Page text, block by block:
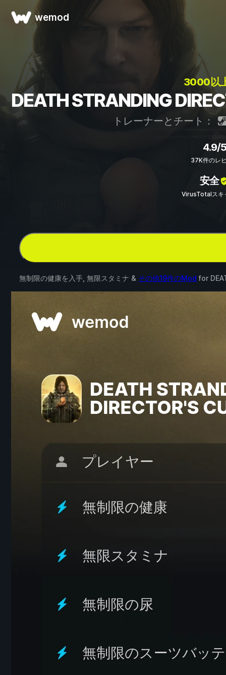
wemod
3000以
DEATH STRANDING
トレーナーとチート：
4.9/5
37K件のレ
安全
VirusTotalスキ
無制限の健康を入手, 無限スタミナ & その他19件のMod for